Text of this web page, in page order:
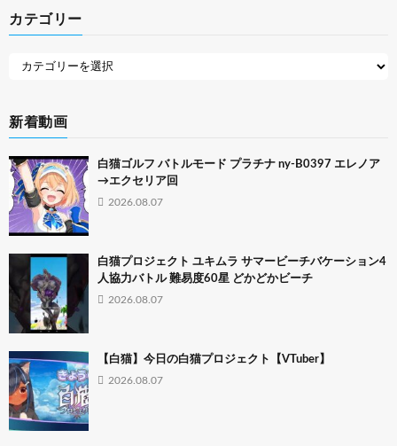
カテゴリー
新着動画
白猫ゴルフ バトルモード プラチナ ny-B0397 エレノア
→エクセリア回
2026.08.07
白猫プロジェクト ユキムラ サマービーチバケーション4
人協力バトル 難易度60星 どかどかビーチ
2026.08.07
【白猫】今日の白猫プロジェクト【VTuber】
2026.08.07